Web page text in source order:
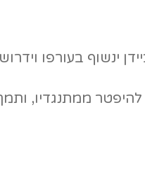
בעורפו
ממתנגדיו,